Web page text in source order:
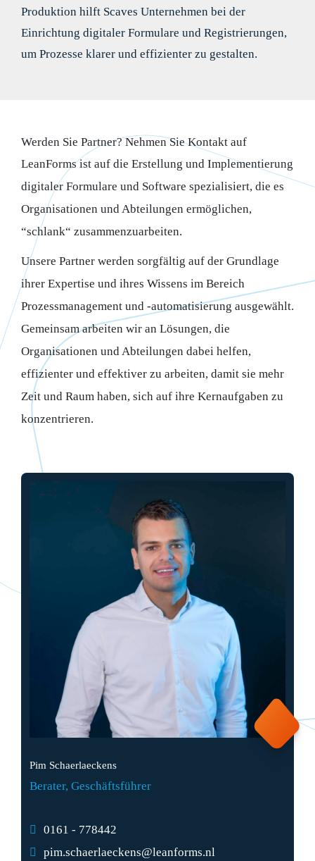
Produktion hilft Scaves Unternehmen bei der
Einrichtung digitaler Formulare und Registrierungen,
um Prozesse klarer und effizienter zu gestalten.
Werden Sie Partner? Nehmen Sie Kontakt auf
LeanForms ist auf die Erstellung und Implementierung
digitaler Formulare und Software spezialisiert, die es
Organisationen und Abteilungen ermöglichen,
“schlank“ zusammenzuarbeiten.
Unsere Partner werden sorgfältig auf der Grundlage
ihrer Expertise und ihres Wissens im Bereich
Prozessmanagement und -automatisierung ausgewählt.
Gemeinsam arbeiten wir an Lösungen, die
Organisationen und Abteilungen dabei helfen,
effizienter und effektiver zu arbeiten, damit sie mehr
Zeit und Raum haben, sich auf ihre Kernaufgaben zu
konzentrieren.
Pim Schaerlaeckens
Berater, Geschäftsführer
0161 - 778442
pim.schaerlaeckens@leanforms.nl